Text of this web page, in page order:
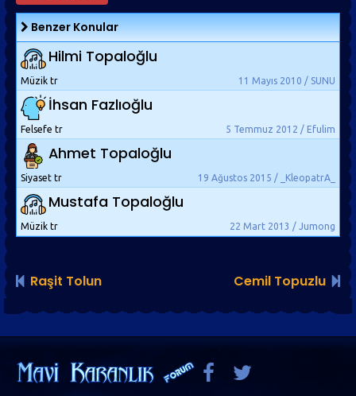
Benzer Konular
Hilmi Topaloğlu
11 Mayıs 2010 / SUNU
Müzik tr
İhsan Fazlıoğlu
5 Temmuz 2012 / Efulim
Felsefe tr
Ahmet Topaloğlu
19 Ağustos 2015 / _KleopatrA_
Siyaset tr
Mustafa Topaloğlu
22 Mart 2013 / Jumong
Müzik tr
Raşit Tolun Cemil Topuzlu